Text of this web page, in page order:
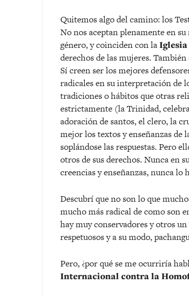
Quitemos algo del camino: los
No nos aceptan plenamente en
género, y coinciden con la
derechos de las mujeres.
Sí creen ser los mejores
radicales en su interpretación de
tradiciones o hábitos que otras
estrictamente (la Trinidad,
adoración de santos, el clero, la
mejor los textos y enseñanzas
soplándose las respuestas. Pero
otros de sus derechos. Nunca en
creencias y enseñanzas, nunca lo
Descubrí que no son lo que
mucho más radical de como son
hay muy conservadores y otros
respetuosos y a su modo,
Pero, ¿por qué se me ocurriría
Internacional contra la